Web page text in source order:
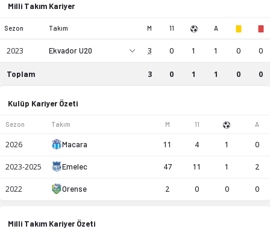
Milli Takım Kariyer
Sezon Takım M 11 A
2023 Ekvador U20 3 0 1 1 0 0
Toplam 3 0 1 1 0 0
Kulüp Kariyer Özeti
Sezon Takım M 11 A
2026 Macara 11 4 1 0
2023-2025 Emelec 47 11 1 2
2022 Orense 2 0 0 0
Milli Takım Kariyer Özeti